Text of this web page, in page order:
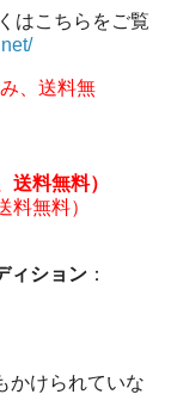
はこちらをご覧
、送料無
送料無料）
料無料）
ィション ：
かけられていな